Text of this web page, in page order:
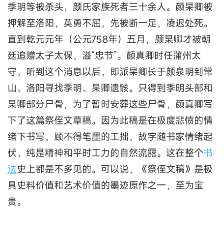
季明等被杀头，颜氏家族死者三十余人。颜杲卿被
押解至洛阳，英勇不屈，先被断一足，凌迟处死。
直到乾元元年（公元758年）五月，颜杲卿才被朝
廷追赠太子太保，溢“忠节”。颜真卿时任蒲州太
守，听到这个消息以后，即派杲卿长于颜泉明到常
山、洛阳寻找季明、杲卿遗骸。只得到季明头部和
杲卿部分尸骨，为了暂时安葬这些尸骨，颜真卿写
下了这篇祭侄文草稿。因为此稿是在极度悲愤的情
绪下书写，顾不得笔墨的工拙，故字随书家情绪起
伏，纯是精神和平时工力的自然流露。这在整个书
法史上都是不多见的。可以说，《祭侄文稿》是极
具史料价值和艺术价值的墨迹原作之一，至为宝
贵。